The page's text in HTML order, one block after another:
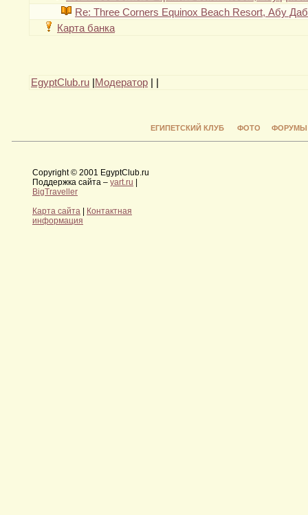
Re: Three Corners Equinox Beach Resort, Абу
Карта банка
EgyptClub.ru Модератор
ЕГИПЕТСКИЙ КЛУБ ФОТО ФОРУМЫ
Copyright © 2001 EgyptClub.ru
Поддержка сайта – yart.ru |
BigTraveller
Карта сайта | Контактная
информация